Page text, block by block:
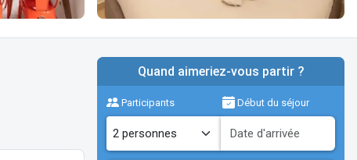
Quand aimeriez-vous partir ?
Participants Début du séjour